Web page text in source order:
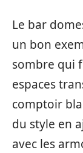
Le bar
un bon
sombre qui
espaces
comptoir
du style en
avec les